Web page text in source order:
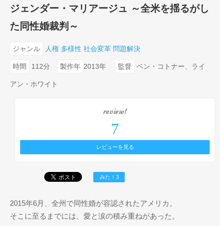
ジェンダー・マリアージュ ～全米を揺るがし
た同性婚裁判～
ジャンル 人権 多様性 社会変革 問題解決
時間 112分 製作年 2013年 監督 ベン・コトナー、ライ
アン・ホワイト
review!
7
レビューを見る
みた！3
2015年6月、全州で同性婚が容認されたアメリカ。
そこに至るまでには、愛と涙の積み重ねがあった。